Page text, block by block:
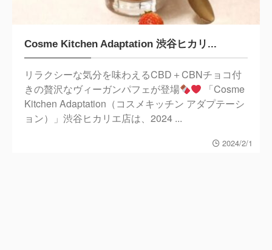
Cosme Kitchen Adaptation 渋谷ヒカリ...
リラクシーな気分を味わえるCBD＋CBNチョコ付
きの贅沢なヴィーガンパフェが登場
「Cosme
Kitchen Adaptation（コスメキッチン アダプテーシ
ョン）」渋谷ヒカリエ店は、2024 ...
2024/2/1